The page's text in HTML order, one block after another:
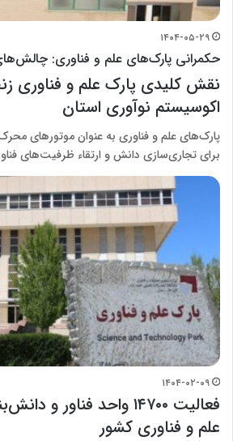
۱۴۰۴-۰۵-۲۹
حکمرانی پارک‌های علم و فناوری:
نقش کلیدی پارک علم و فناوری
اکوسیستم نوآوری استان
پارک‌های علم و فناوری به عنوان موتورهای
برای تجاری‌سازی دانش و ارتقاء ظرفیت‌های
۱۴۰۴-۰۲-۰۹
فعالیت ۱۴۷۰۰ واحد فناور
علم و فناوری کشور